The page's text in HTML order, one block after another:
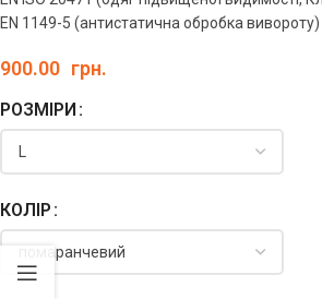
EN 1149-5 (антистатична обробка вивороту)
900.00 грн.
РОЗМІРИ
КОЛІР